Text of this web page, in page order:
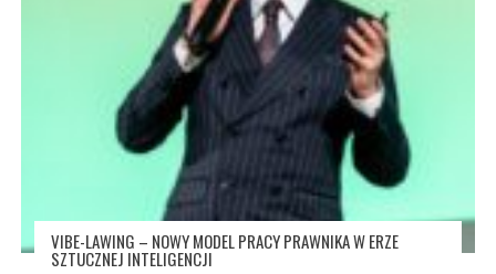
VIBE-LAWING – NOWY MODEL PRACY PRAWNIKA W ERZE
SZTUCZNEJ INTELIGENCJI